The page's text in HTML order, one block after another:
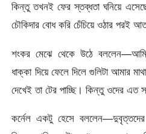
কিন্তু তখনই ফের স্তব্ধতা ঘনিয়ে
চৌকিদার বোধ করি চেঁচিয়ে ওঠার পরই
শংকর মেঝে থেকে উঠে
ধাক্কা দিয়ে ফেলে দিলে গুলিটা আমার
দেখেই তা টের পাচ্ছি। কিন্তু ওদের এত
কর্নেল একটু হেসে বললেন—দুবৃত্তদের